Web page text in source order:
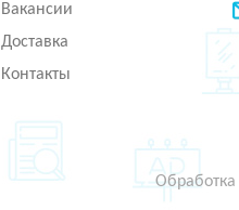
Вакансии
Доставка
Контакты